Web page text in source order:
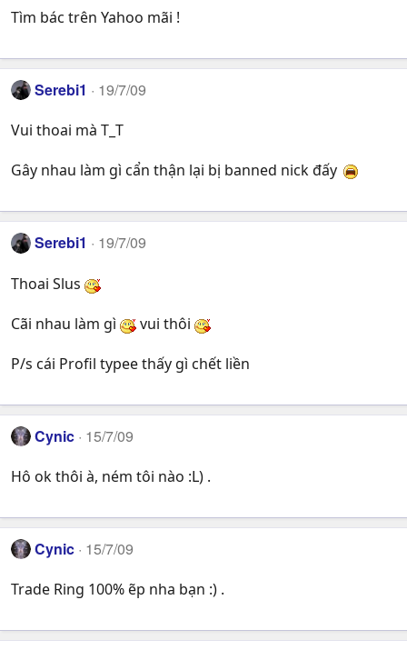
Tìm bác trên Yahoo mãi !
Serebi1 19/7/09
Vui thoai mà T_T
Gây nhau làm gì cẩn thận lại bị banned nick đấy
Serebi1 19/7/09
Thoai Slus
Cãi nhau làm gì
vui thôi
P/s cái Profil typee thấy gì chết liền
Cynic 15/7/09
Hô ok thôi à, ném tôi nào :L) .
Cynic 15/7/09
Trade Ring 100% ẽp nha bạn :) .